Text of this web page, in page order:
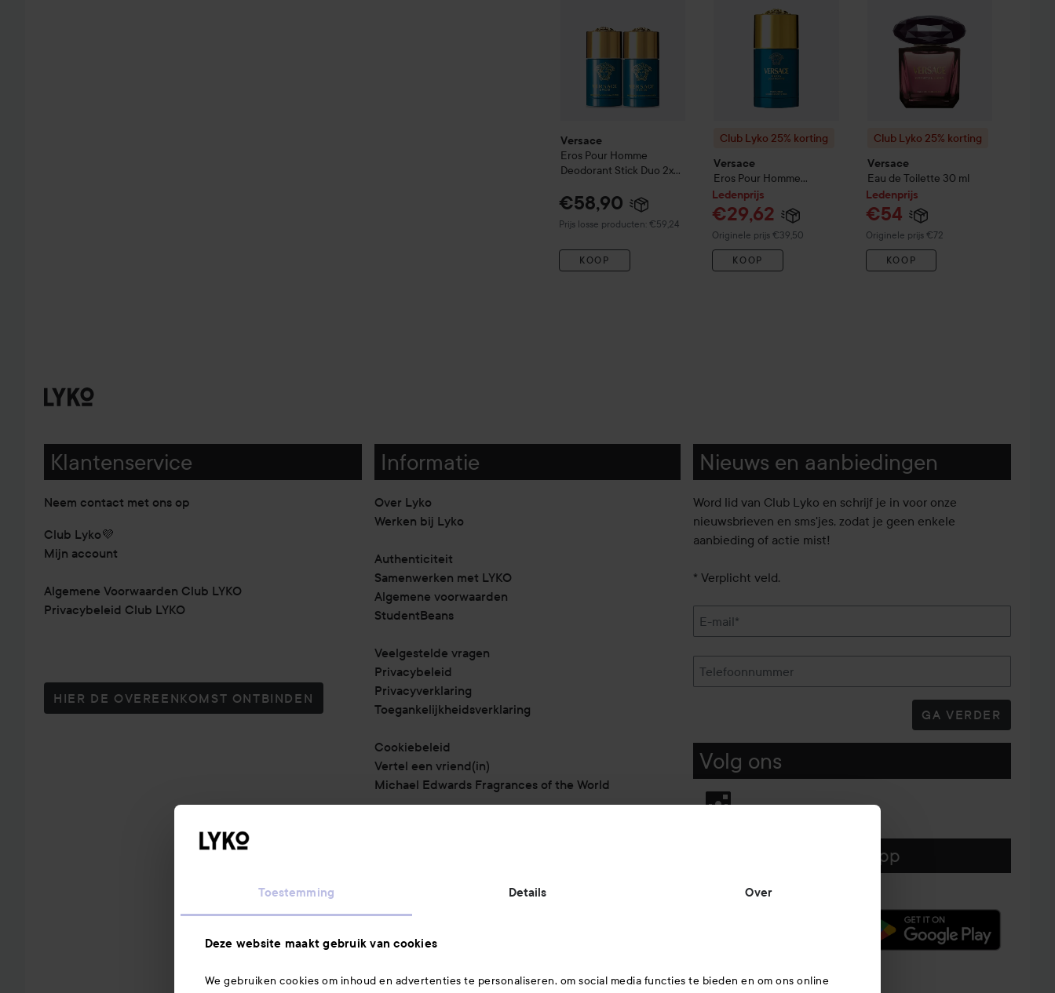
Toestemming Details Over
Deze website maakt gebruik van cookies
We gebruiken cookies om inhoud en advertenties te personaliseren, om social media functies te bieden en om ons online
Versace
Eros Pour Homme
Deodorant Stick Duo 2x75
€58,90
Prijs losse producten: €59,24
KOOP
Club Lyko 25% korting
Versace
Eros Pour Homme
Deodorant Stick
Ledenprijs
€29,62
Originele prijs €39,50
Normale prijs €39,50
KOOP
Club Lyko 25% korting
Versace
Eau de Toilette 30 ml
Ledenprijs
€54
Originele prijs €72
Normale prijs €72
KOOP
Klantenservice
Neem contact met ons op
Club Lyko💜
Mijn account
Algemene Voorwaarden Club LYKO
Privacybeleid Club LYKO
HIER DE OVEREENKOMST ONTBINDEN
Informatie
Over Lyko
Werken bij Lyko
Authenticiteit
Samenwerken met LYKO
Algemene voorwaarden
StudentBeans
Veelgestelde vragen
Privacybeleid
Privacyverklaring
Toegankelijkheidsverklaring
Cookiebeleid
Vertel een vriend(in)
Michael Edwards Fragrances of the World
Verzendmethoden:
Nieuws en aanbiedingen
Word lid van Club Lyko en schrijf je in voor onze
nieuwsbrieven en sms'jes, zodat je geen enkele
aanbieding of actie mist!
* Verplicht veld.
E-mail*
Telefoonnummer
GA VERDER
Volg ons
Download hier onze app